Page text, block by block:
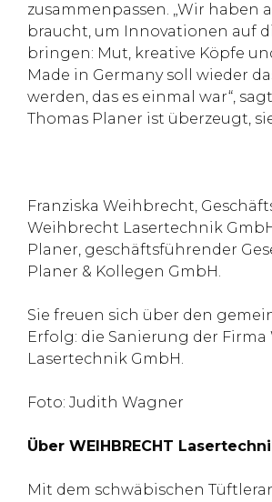
zusammenpassen. „Wir haben
braucht, um Innovationen auf
bringen: Mut, kreative Köpfe
Made in Germany soll wieder
werden, das es einmal war“,
Thomas Planer ist überzeugt,
Franziska Weihbrecht,
Weihbrecht Lasertechnik
Planer, geschäftsführender
Planer & Kollegen GmbH.
Sie freuen sich über den
Erfolg: die Sanierung der
Lasertechnik GmbH.
Foto: Judith Wagner
Über WEIHBRECHT
Mit dem schwäbischen